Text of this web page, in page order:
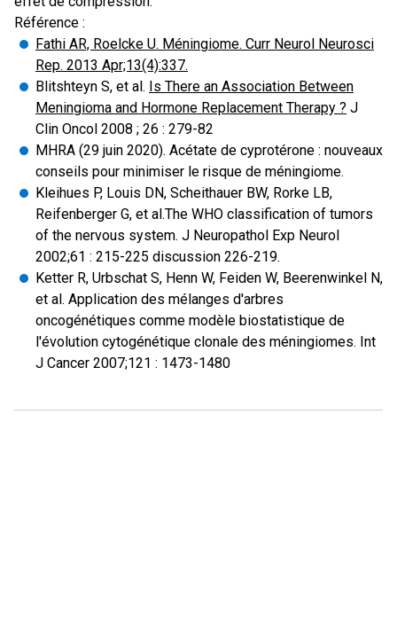
Référence :
Fathi AR, Roelcke U. Méningiome. Curr Neurol Neurosci
Rep. 2013 Apr;13(4):337.
Blitshteyn S, et al. Is There an Association Between
Meningioma and Hormone Replacement Therapy ? J
Clin Oncol 2008 ; 26 : 279-82
MHRA (29 juin 2020). Acétate de cyprotérone : nouveaux
conseils pour minimiser le risque de méningiome.
Kleihues P, Louis DN, Scheithauer BW, Rorke LB,
Reifenberger G, et al.The WHO classification of tumors
of the nervous system. J Neuropathol Exp Neurol
2002;61 : 215-225 discussion 226-219.
Ketter R, Urbschat S, Henn W, Feiden W, Beerenwinkel N,
et al. Application des mélanges d'arbres
oncogénétiques comme modèle biostatistique de
l'évolution cytogénétique clonale des méningiomes. Int
J Cancer 2007;121 : 1473-1480